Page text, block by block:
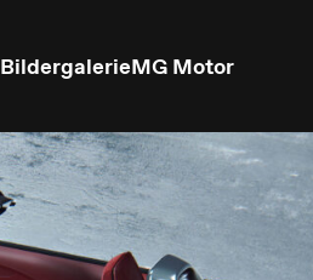
BildergalerieMG Motor